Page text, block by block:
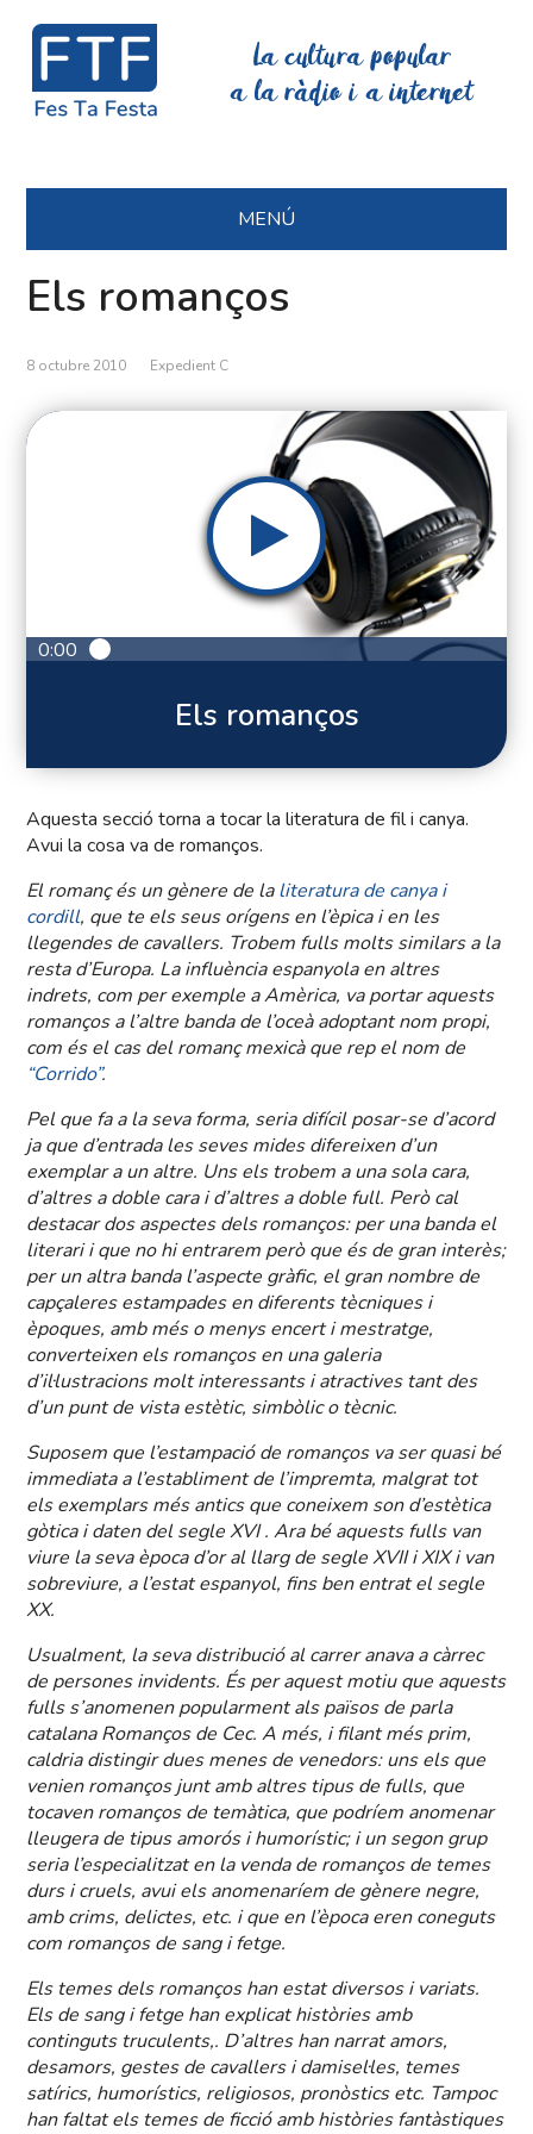
La cultura popular
a la ràdio i a internet
MENÚ
Els romanços
8 octubre 2010 Expedient C
0:00
Els romanços
Aquesta secció torna a tocar la literatura de fil i canya.
Avui la cosa va de romanços.
El romanç és un gènere de laliteratura de canya i
cordill, que te els seus orígens en l’èpica i en les
llegendes de cavallers. Trobem fulls molts similars a la
resta d’Europa. La influència espanyola en altres
indrets, com per exemple a Amèrica, va portar aquests
romanços a l’altre banda de l’oceà adoptant nom propi,
com és el cas del romanç mexicà que rep el nom de
“Corrido”.
Pel que fa a la seva forma, seria difícil posar-se d’acord
ja que d’entrada les seves mides difereixen d’un
exemplar a un altre. Uns els trobem a una sola cara,
d’altres a doble cara i d’altres a doble full. Però cal
destacar dos aspectes dels romanços: per una banda el
literari i que no hi entrarem però que és de gran interès;
per un altra banda l’aspecte gràfic, el gran nombre de
capçaleres estampades en diferents tècniques i
èpoques, amb més o menys encert i mestratge,
converteixen els romanços en una galeria
d’il·lustracions molt interessants i atractives tant des
d’un punt de vista estètic, simbòlic o tècnic.
Suposem que l’estampació de romanços va ser quasi bé
immediata a l’establiment de l’impremta, malgrat tot
els exemplars més antics que coneixem son d’estètica
gòtica i daten del segle XVI . Ara bé aquests fulls van
viure la seva època d’or al llarg de segle XVII i XIX i van
sobreviure, a l’estat espanyol, fins ben entrat el segle
XX.
Usualment, la seva distribució al carrer anava a càrrec
de persones invidents. És per aquest motiu que aquests
fulls s’anomenen popularment als països de parla
catalana Romanços de Cec. A més, i filant més prim,
caldria distingir dues menes de venedors: uns els que
venien romanços junt amb altres tipus de fulls, que
tocaven romanços de temàtica, que podríem anomenar
lleugera de tipus amorós i humorístic; i un segon grup
seria l’especialitzat en la venda de romanços de temes
durs i cruels, avui els anomenaríem de gènere negre,
amb crims, delictes, etc. i que en l’època eren coneguts
com romanços de sang i fetge.
Els temes dels romanços han estat diversos i variats.
Els de sang i fetge han explicat històries amb
continguts truculents,. D’altres han narrat amors,
desamors, gestes de cavallers i damisel·les, temes
satírics, humorístics, religiosos, pronòstics etc. Tampoc
han faltat els temes de ficció amb històries fantàstiques